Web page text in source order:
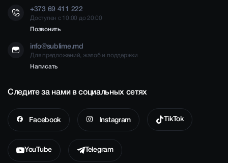
+373 69 411 222
Доступен с 10:00 до 20:00
Позвонить
info@sublime.md
Для предложений, жалоб и поддержки
Написать
Следите за нами в социальных сетях
Facebook Instagram TikTok
YouTube Telegram